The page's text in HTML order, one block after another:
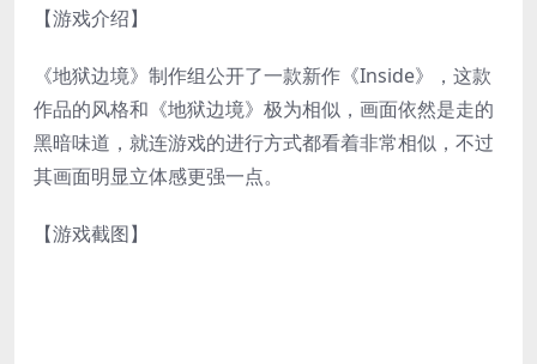
【游戏介绍】
《地狱边境》制作组公开了一款新作《Inside》，这款
作品的风格和《地狱边境》极为相似，画面依然是走的
黑暗味道，就连游戏的进行方式都看着非常相似，不过
其画面明显立体感更强一点。
【游戏截图】